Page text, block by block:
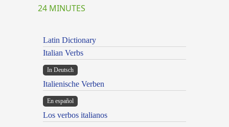
24 MINUTES
Latin Dictionary
Italian Verbs
In Deutsch
Italienische Verben
En español
Los verbos italianos